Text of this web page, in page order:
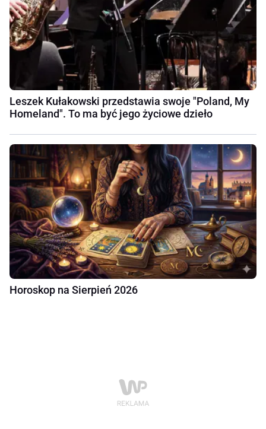
Leszek Kułakowski przedstawia swoje "Poland, My
Homeland". To ma być jego życiowe dzieło
Horoskop na Sierpień 2026